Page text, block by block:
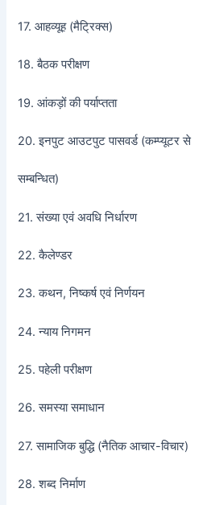
17. आहव्यूह (मैट्रिक्स)
18. बैठक परीक्षण
19. आंकड़ों की पर्याप्तता
20. इनपुट आउटपुट पासवर्ड (कम्प्यूटर से
सम्बन्धित)
21. संख्या एवं अवधि निर्धारण
22. कैलेण्डर
23. कथन, निष्कर्ष एवं निर्णयन
24. न्याय निगमन
25. पहेली परीक्षण
26. समस्या समाधान
27. सामाजिक बुद्धि (नैतिक आचार-विचार)
28. शब्द निर्माण